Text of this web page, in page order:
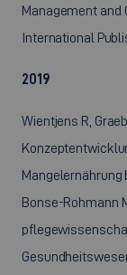
Management and
International
2019
Wientjens R,
Mangelernährung
Bonse-Rohmann